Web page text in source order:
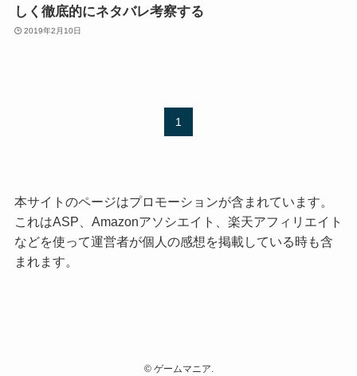
しく徹底的にネタバレ考察する
2019年2月10日
1
本サイトのページはプロモーションが含まれています。
これはASP、Amazonアソシエイト、楽天アフィリエイト
などを使って運営者が個人の感想を掲載している時も含
まれます。
©ゲームマニア.